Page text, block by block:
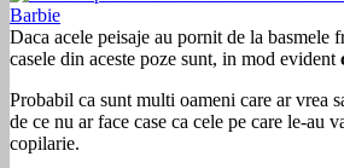
Daca acele peisaje au pornit de la basmele
casele din aceste poze sunt, in mod evident
Probabil ca sunt multi oameni care ar vrea
de ce nu ar face case ca cele pe care le-au
copilarie.